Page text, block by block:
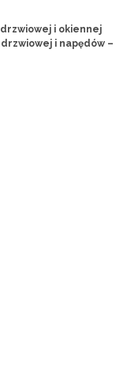
i okiennej
i napędów –